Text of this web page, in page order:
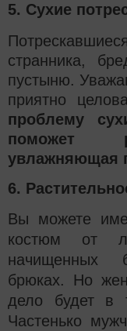
5. Сухие
странника,
пустыню.
приятно
проблему
поможет
увлажняющая
6.
Вы можете
костюм от
начищенных
брюках. Но
дело будет в
Частенько